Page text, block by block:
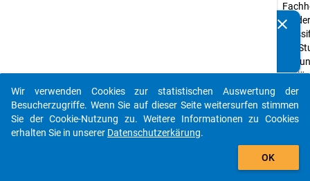
die
der
(5A
des
clear
auto_stories
add_shopping_cart
Wir verwenden Cookies zur statistischen Auswertung der
Besucherzugriffe. Wenn Sie auf dieser Seite weitersurfen stimmen
Sie der Cookie-Nutzung zu. Weitere Informationen zu Cookies
erhalten Sie in unserer Datenschutzerkärung.
OK